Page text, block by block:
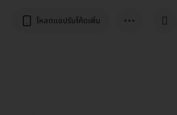
โหลดแอปรับโค้ดเพิ่ม ⋯